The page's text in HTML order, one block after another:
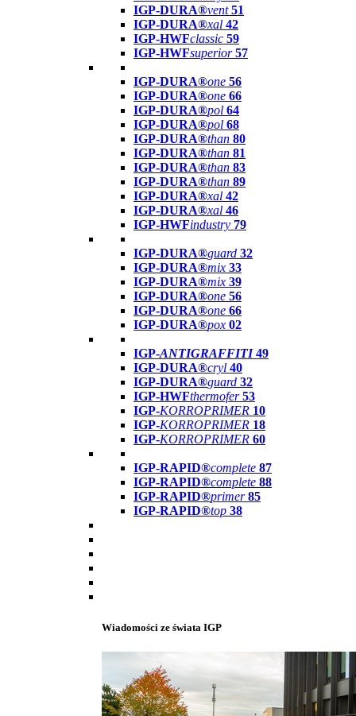
IGP-DURA®vent 51
IGP-DURA®xal 42
IGP-HWFclassic 59
IGP-HWFsuperior 57
IGP-DURA®one 56
IGP-DURA®one 66
IGP-DURA®pol 64
IGP-DURA®pol 68
IGP-DURA®than 80
IGP-DURA®than 81
IGP-DURA®than 83
IGP-DURA®than 89
IGP-DURA®xal 42
IGP-DURA®xal 46
IGP-HWFindustry 79
IGP-DURA®guard 32
IGP-DURA®mix 33
IGP-DURA®mix 39
IGP-DURA®one 56
IGP-DURA®one 66
IGP-DURA®pox 02
IGP-ANTIGRAFFITI49
IGP-DURA®cryl 40
IGP-DURA®guard 32
IGP-HWFthermofer 53
IGP-KORROPRIMER 10
IGP-KORROPRIMER 18
IGP-KORROPRIMER 60
IGP-RAPID®complete 87
IGP-RAPID®complete 88
IGP-RAPID®primer 85
IGP-RAPID®top 38
Wiadomości ze świata IGP